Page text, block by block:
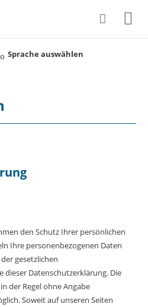
Sprache auswählen
den Schutz Ihrer persönlichen
Ihre personenbezogenen Daten
gesetzlichen
dieser Datenschutzerklärung. Die
der Regel ohne Angabe
Soweit auf unseren Seiten